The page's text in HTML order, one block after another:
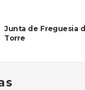
Junta de Freguesia
Torre